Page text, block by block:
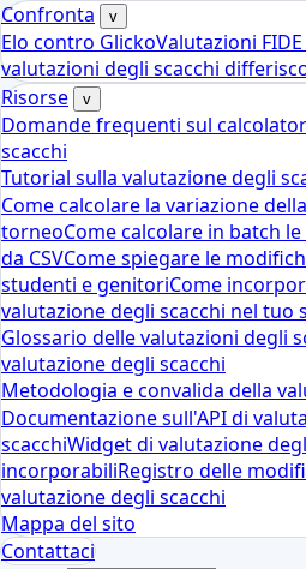
Confronta
v
Elo contro GlickoValutazioni
valutazioni degli scacchi
Risorse
v
Domande frequenti sul
scacchi
Tutorial sulla valutazione degli
Come calcolare la variazione
torneoCome calcolare in batch
da CSVCome spiegare le
studenti e genitoriCome
valutazione degli scacchi nel tuo
Glossario delle valutazioni degli
valutazione degli scacchi
Metodologia e convalida della
Documentazione sull'API di
scacchiWidget di valutazione
incorporabiliRegistro delle
valutazione degli scacchi
Mappa del sito
Contattaci